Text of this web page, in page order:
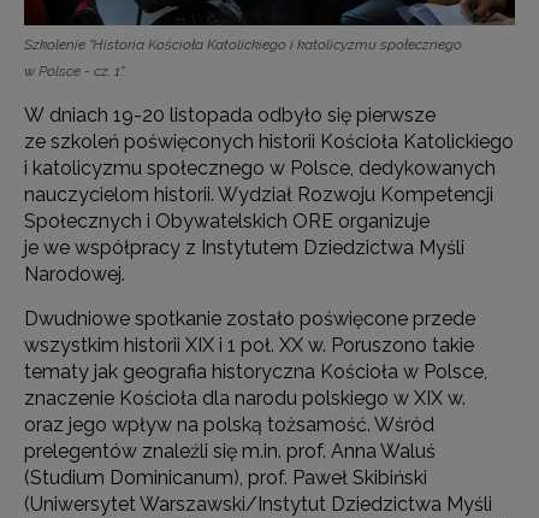
Szkolenie "Historia Kościoła Katolickiego i katolicyzmu społecznego
w Polsce - cz. 1".
W dniach 19-20 listopada odbyło się pierwsze
ze szkoleń poświęconych historii Kościoła Katolickiego
i katolicyzmu społecznego w Polsce, dedykowanych
nauczycielom historii. Wydział Rozwoju Kompetencji
Społecznych i Obywatelskich ORE organizuje
je we współpracy z Instytutem Dziedzictwa Myśli
Narodowej.
Dwudniowe spotkanie zostało poświęcone przede
wszystkim historii XIX i 1 poł. XX w. Poruszono takie
tematy jak geografia historyczna Kościoła w Polsce,
znaczenie Kościoła dla narodu polskiego w XIX w.
oraz jego wpływ na polską tożsamość. Wśród
prelegentów znaleźli się m.in. prof. Anna Waluś
(Studium Dominicanum), prof. Paweł Skibiński
(Uniwersytet Warszawski/Instytut Dziedzictwa Myśli